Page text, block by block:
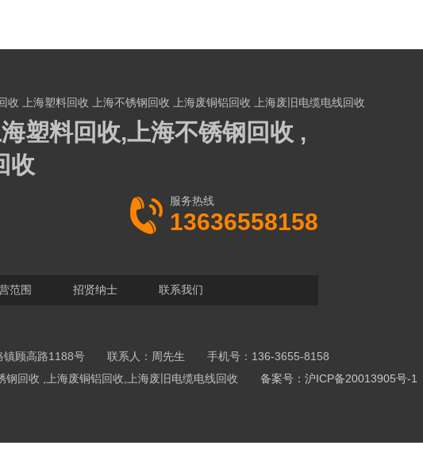
收 上海塑料回收 上海不锈钢回收 上海废铜铝回收 上海废旧电缆电线回收
塑料回收,上海不锈钢回收 ,
收
服务热线
13636558158
范围 招贤纳士 联系我们
镇顾高路1188号 联系人：周先生 手机号：136-3655-8158
钢回收 ,上海废铜铝回收,上海废旧电缆电线回收 备案号：沪ICP备20013905号-1